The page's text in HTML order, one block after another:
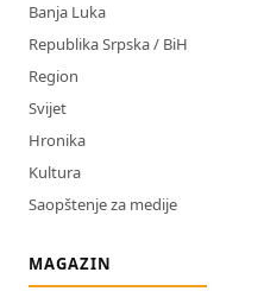
Banja Luka
Republika Srpska / BiH
Region
Svijet
Hronika
Kultura
Saopštenje za medije
MAGAZIN